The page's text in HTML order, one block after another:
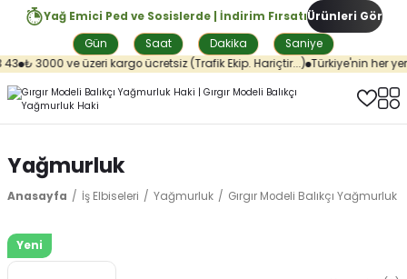
Yağ Emici Ped ve Sosislerde | İndirim Fırsatı
Gün
Saat Dakika Saniye
Ürünleri Gör
₺ 3000 ve üzeri kargo ücretsiz (Trafik Ekip. Hariçtir...) Türkiye'nin her
Yağmurluk
Anasayfa İş Elbiseleri Yağmurluk Gırgır Modeli Balıkçı Yağmurluk
Yeni